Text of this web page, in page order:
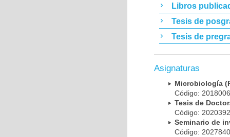
Libros
Tesis de
Tesis de
Asignaturas
Microbiología
Código:
Tesis de
Código:
Seminario de
Código: